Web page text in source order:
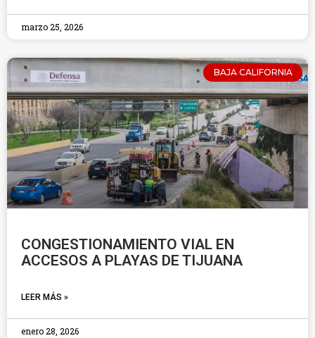
marzo 25, 2026
BAJA CALIFORNIA
CONGESTIONAMIENTO VIAL EN
ACCESOS A PLAYAS DE TIJUANA
LEER MÁS »
enero 28, 2026